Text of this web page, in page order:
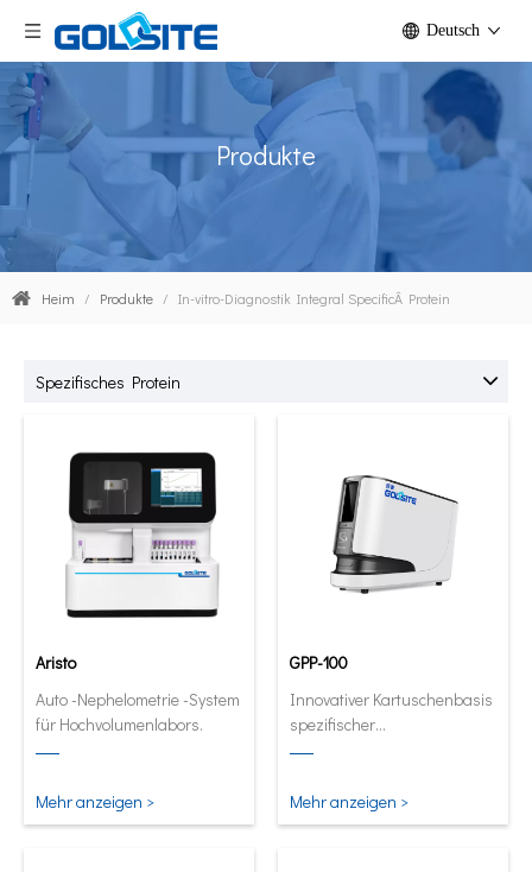
Deutsch
Produkte
Heim / Produkte / In-vitro-Diagnostik Integral SpecificÂ Protein
Spezifisches Protein
Aristo
Auto -Nephelometrie -System
für Hochvolumenlabors.
Mehr anzeigen >
GPP-100
Innovativer Kartuschenbasis
spezifischer
Proteinanalysator. Full
quantitative Analysator in
seiner kleinsten und
Mehr anzeigen >